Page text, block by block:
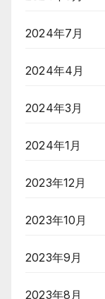
2024年7月
2024年4月
2024年3月
2024年1月
2023年12月
2023年10月
2023年9月
2023年8月